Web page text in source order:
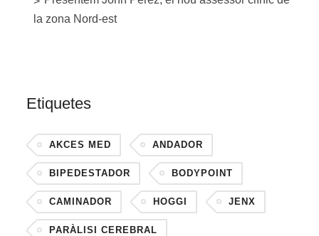
la zona Nord-est
Etiquetes
AKCES MED ANDADOR
BIPEDESTADOR BODYPOINT
CAMINADOR HOGGI JENX
PARÀLISI CEREBRAL